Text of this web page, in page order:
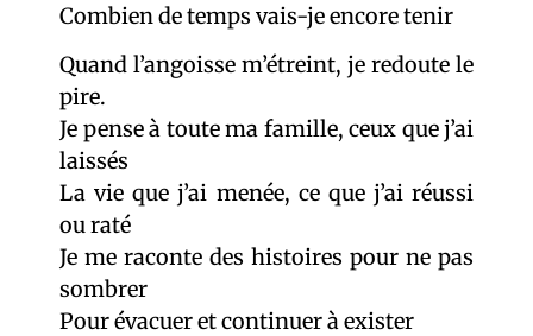
Combien de temps vais-je encore tenir
Quand l’angoisse m’étreint, je redoute le
pire.
Je pense à toute ma famille, ceux que j’ai
laissés
La vie que j’ai menée, ce que j’ai réussi
ou raté
Je me raconte des histoires pour ne pas
sombrer
Pour évacuer et continuer à exister